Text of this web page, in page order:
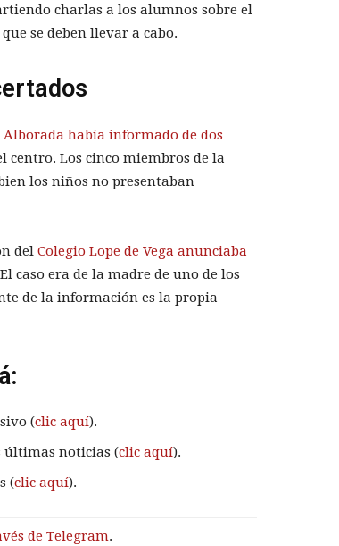
charlas a los alumnos sobre el
se deben llevar a cabo.
Alborada había informado de dos
centro. Los cinco miembros de la
los niños no presentaban
del Colegio Lope de Vega anunciaba
caso era de la madre de uno de los
de la información es la propia
(clic aquí).
últimas noticias (clic aquí).
(clic aquí).
de Telegram.